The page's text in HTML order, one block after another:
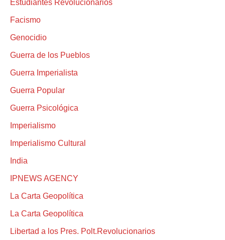
Estudiantes Revolucionarios
Facismo
Genocidio
Guerra de los Pueblos
Guerra Imperialista
Guerra Popular
Guerra Psicológica
Imperialismo
Imperialismo Cultural
India
IPNEWS AGENCY
La Carta Geopolítica
La Carta Geopolítica
Libertad a los Pres. Polt.Revolucionarios